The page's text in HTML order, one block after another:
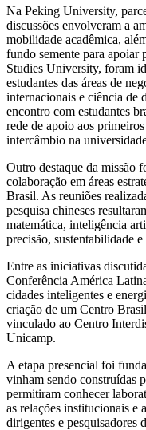
Na Peking University,
discussões envolveram a
mobilidade acadêmica,
fundo semente para
Studies University, foram
estudantes das áreas de
internacionais e ciência de
encontro com estudantes
rede de apoio aos
intercâmbio na
Outro destaque da missão
colaboração em áreas
Brasil. As reuniões
pesquisa chineses
matemática, inteligência
precisão, sustentabilidade e
Entre as iniciativas
Conferência América
cidades inteligentes e
criação de um Centro
vinculado ao Centro
Unicamp.
A etapa presencial foi
vinham sendo construídas
permitiram conhecer
as relações institucionais e
dirigentes e pesquisadores